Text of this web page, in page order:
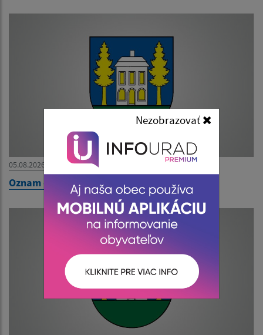
Nezobrazovať
05.08.2026
Oznam o uložení zásielky pán Tóth Marek